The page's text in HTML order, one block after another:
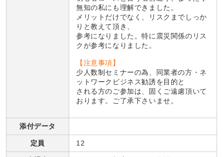
無知の私にも理解できました。
メリットだけでなく、リスクまでしっか
りと教えて頂き、
参考になりました。特に震災関係のリス
クが参考になりました。
【注意事項】
少人数制セミナーの為、同業者の方・ネ
ットワークビジネス勧誘を目的と
される方のご参加は、固くご遠慮頂いて
おります。ご了承下さいませ。
添付データ
定員 12